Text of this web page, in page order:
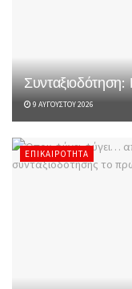
Συνταξιοδότηση:
9 ΑΥΓΟΎΣΤΟΥ 2026
ΕΠΙΚΑΙΡΌΤΗΤΑ